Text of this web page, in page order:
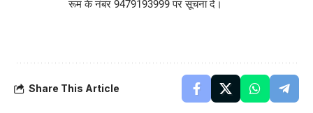
रूम के नंबर 9479193999 पर सूचना दे।
Share This Article